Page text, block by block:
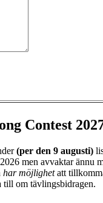
Contest
(per den 9 augusti)
men avvaktar ännu
har möjlighetatt
till om tävlingsbidragen.